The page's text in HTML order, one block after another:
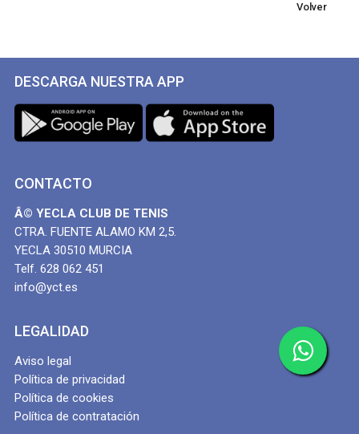
Volver
DESCARGA NUESTRA APP
CONTACTO
Â© YECLA CLUB DE TENIS
CTRA. FUENTE ALAMO KM 2,5.
YECLA 30510 MURCIA
Telf. 628 062 451
info@yct.es
LEGALIDAD
Aviso legal
Política de privacidad
Política de cookies
Política de contratación